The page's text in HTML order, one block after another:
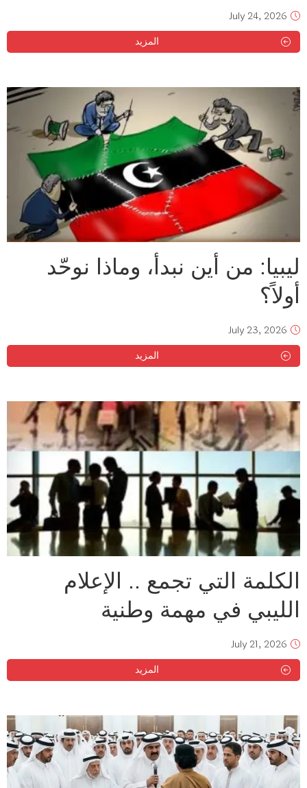
July 24, 2026
المزيد
ليبيا: من أين نبدأ، وماذا نوحّد
أولاً؟
July 23, 2026
المزيد
الكلمة التي تجمع .. الإعلام
الليبي في مهمة وطنية
July 21, 2026
المزيد